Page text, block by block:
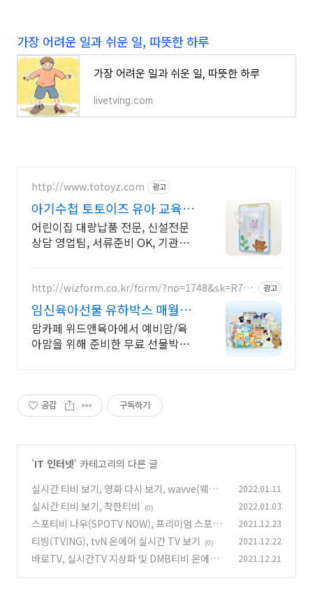
가장 어려운 일과 쉬운 일, 따뜻한 하루
가장 어려운 일과 쉬운 일, 따뜻한 하루
livetving.com
http://www.totoyz.com 광고
아기수첩 토토이즈 유아 교육용
품 전문 쇼핑몰!
어린이집 대량납품 전문, 신설전문
상담 영업팀, 서류준비 OK, 기관후
http://wizform.co.kr/form/?no=1748&sk=R7U
광고
임신육아선물 유하박스 매월
300명 추첨
맘카페 위드앤육아에서 예비맘/육
아맘을 위해 준비한 무료 선물박스
공감 구독하기
'IT 인터넷' 카테고리의 다른 글
실시간 티비 보기, 영화 다시 보기, wavve(웨이
브)
(0)
2022.01.11
실시간 티비 보기, 착한티비 (0) 2022.01.03
스포티비 나우(SPOTV NOW), 프리미엄 스포츠
생중계 실시간 시청
(0)
2021.12.23
티빙(TVING), tvN 온에어 실시간 TV 보기 (0) 2021.12.22
바로TV, 실시간TV 지상파 및 DMB티비 온에어
2021.12.21